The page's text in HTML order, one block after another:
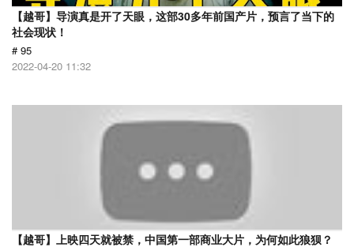
【越哥】导演真是开了天眼，这部30多年前国产片，预言了当下的
社会现状！
# 95
2022-04-20 11:32
【越哥】上映四天就被禁，中国第一部商业大片，为何如此狼狈？